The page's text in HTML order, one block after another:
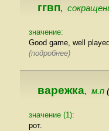
ггвп,
значение:
Good game, well
(подробнее)
варежка, м.п
значение (1):
рот.